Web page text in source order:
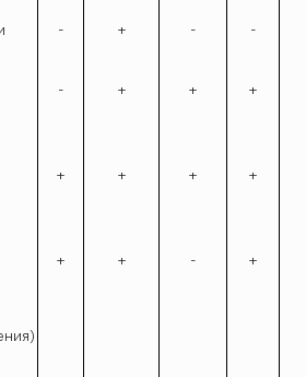
- + - -
- + + +
+ + + +
+ + - +